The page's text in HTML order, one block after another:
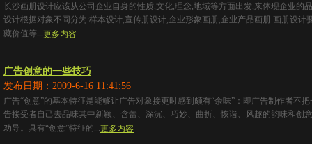
长沙画册设计应该从公司企业自身的性质,文化,理念,地域等方面出发,来体现企业的
设计根据对象不同分为:样本设计,宣传册设计,企业形象画册,企业产品画册.画册设计
藏价值等...更多内容
广告创意的一些技巧
发布日期：2009-6-16 11:41:56
广告“创意”的基本特征是能够让广告对象接更时感到颇有“余味”：即广告制作者不
告接受者自己去品味其中新颖、含蕾、深沉、巧妙、曲折、恢谐、风趣的韵味和创
劝导。具有“创意”特征的...更多内容